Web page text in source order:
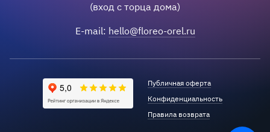
(вход с торца дома)
E-mail: hello@floreo-orel.ru
Публичная оферта
Конфиденциальность
Правила возврата